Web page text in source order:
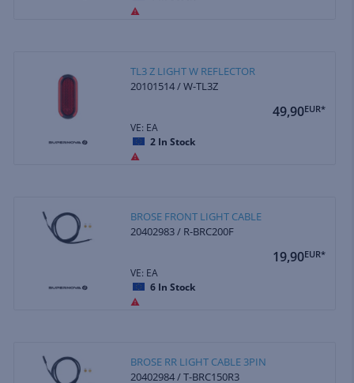
TL3 Z LIGHT W REFLECTOR
20101514 / W-TL3Z
49,90EUR*
VE: EA
2 In Stock
BROSE FRONT LIGHT CABLE
20402983 / R-BRC200F
19,90EUR*
VE: EA
6 In Stock
BROSE RR LIGHT CABLE 3PIN
20402984 / T-BRC150R3